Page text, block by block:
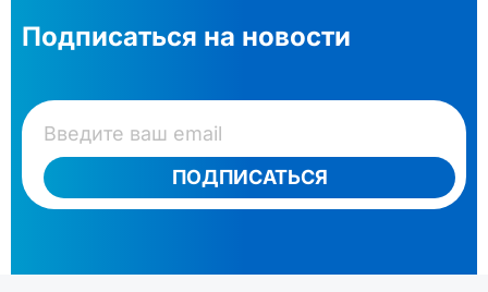
Подписаться на новости
ПОДПИСАТЬСЯ